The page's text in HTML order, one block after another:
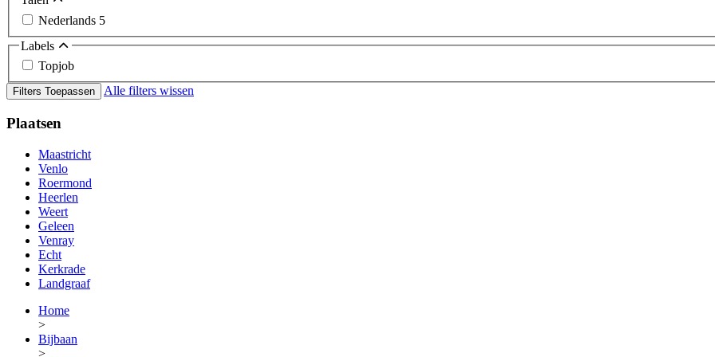
Nederlands 5
Labels
Topjob
Filters Toepassen Alle filters wissen
Plaatsen
Maastricht
Venlo
Roermond
Heerlen
Weert
Geleen
Venray
Echt
Kerkrade
Landgraaf
Home
>
Bijbaan
>